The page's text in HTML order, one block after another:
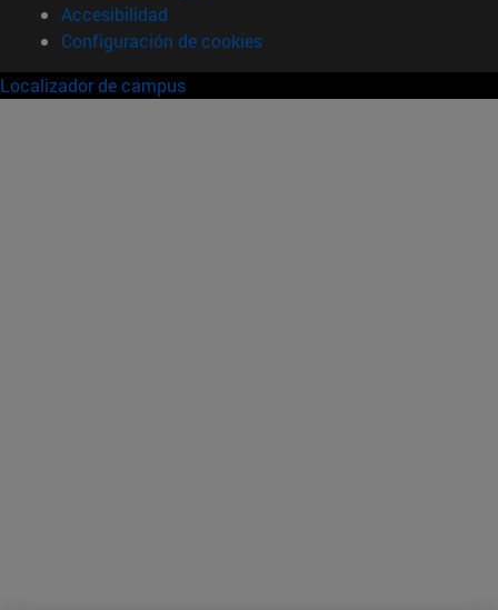
Accesibilidad
Configuración de cookies
Localizador de campus